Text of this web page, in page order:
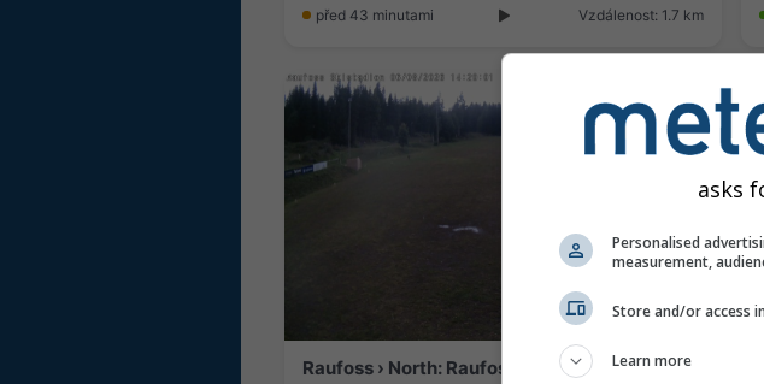
před 43 minutami Vzdálenost: 1.7 km
Raufoss › North: Raufoss Skistadion
asks
Personalised
measurement,
Store and/or access
Learn more